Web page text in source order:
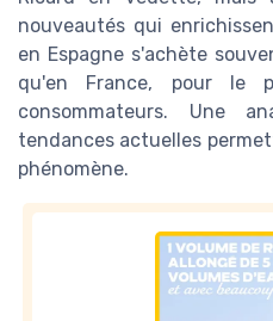
nouveautés qui
en Espagne s'achète
qu'en France, pour le
consommateurs. Une
tendances actuelles
phénomène.